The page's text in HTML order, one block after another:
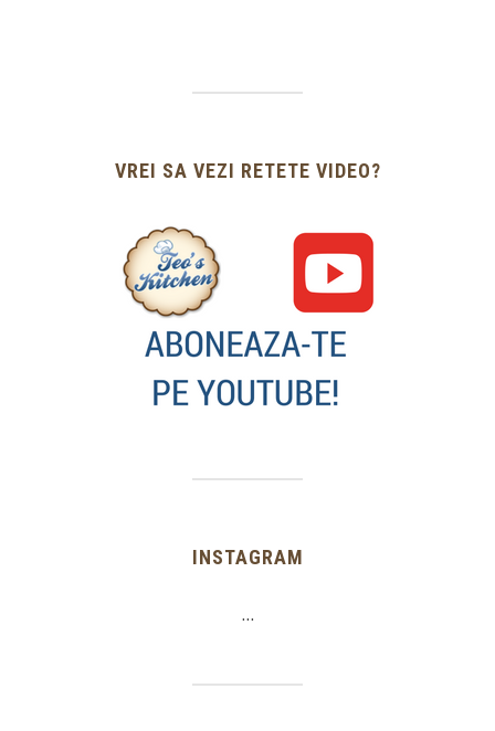
VREI SA VEZI RETETE VIDEO?
INSTAGRAM
…